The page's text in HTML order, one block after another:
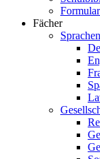
Fächer
Sprachen